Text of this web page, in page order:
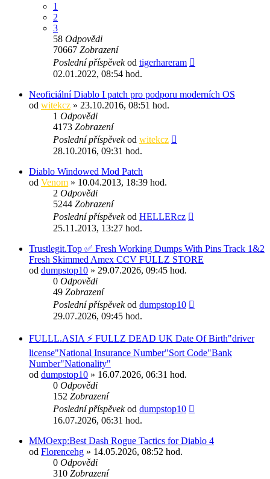
1
2
3
58 Odpovědi
70667 Zobrazení
Poslední příspěvekod tigerhareram
02.01.2022, 08:54 hod.
Neoficiální Diablo I patch pro podporu moderních OS
od witekcz » 23.10.2016, 08:51 hod.
1 Odpovědi
4173 Zobrazení
Poslední příspěvekod witekcz
28.10.2016, 09:31 hod.
Diablo Windowed Mod Patch
od Venom » 10.04.2013, 18:39 hod.
2 Odpovědi
5244 Zobrazení
Poslední příspěvekod HELLERcz
25.11.2013, 13:27 hod.
Trustlegit.Top ✅ Fresh Working Dumps With Pins Track 1&2
Fresh Skimmed Amex CCV FULLZ STORE
od dumpstop10 » 29.07.2026, 09:45 hod.
0 Odpovědi
49 Zobrazení
Poslední příspěvekod dumpstop10
29.07.2026, 09:45 hod.
FULLL.ASIA ⚡ FULLZ DEAD UK Date Of Birth"driver
license"National Insurance Number"Sort Code"Bank
Number"Nationality"
od dumpstop10 » 16.07.2026, 06:31 hod.
0 Odpovědi
152 Zobrazení
Poslední příspěvekod dumpstop10
16.07.2026, 06:31 hod.
MMOexp:Best Dash Rogue Tactics for Diablo 4
od Florencehg » 14.05.2026, 08:52 hod.
0 Odpovědi
310 Zobrazení